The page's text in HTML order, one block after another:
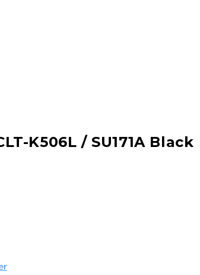
K506L / SU171A Black